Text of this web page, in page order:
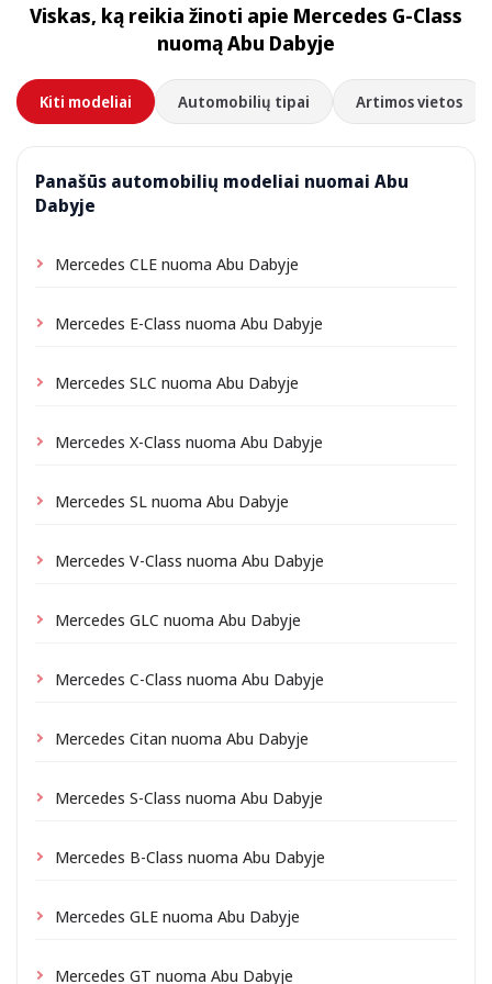
priklausomai nuo vietos gali būti taikomas nedidelis
pristatymo mokestis, visada nurodomas iš anksto.
Viskas, ką reikia žinoti apie Mercedes G-Class
nuomą Abu Dabyje
Kiti modeliai Automobilių tipai Artimos vietos
Panašūs automobilių modeliai nuomai Abu
Dabyje
Mercedes CLE nuoma Abu Dabyje
Mercedes E-Class nuoma Abu Dabyje
Mercedes SLC nuoma Abu Dabyje
Mercedes X-Class nuoma Abu Dabyje
Mercedes SL nuoma Abu Dabyje
Mercedes V-Class nuoma Abu Dabyje
Mercedes GLC nuoma Abu Dabyje
Mercedes C-Class nuoma Abu Dabyje
Mercedes Citan nuoma Abu Dabyje
Mercedes S-Class nuoma Abu Dabyje
Mercedes B-Class nuoma Abu Dabyje
Mercedes GLE nuoma Abu Dabyje
Mercedes GT nuoma Abu Dabyje